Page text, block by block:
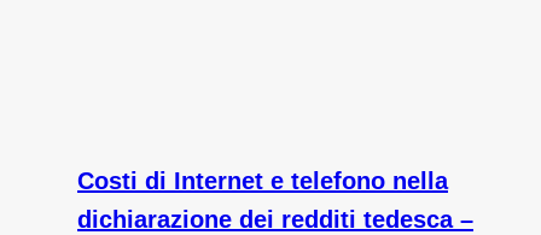
Costi di Internet e telefono nella
dichiarazione dei redditi tedesca –